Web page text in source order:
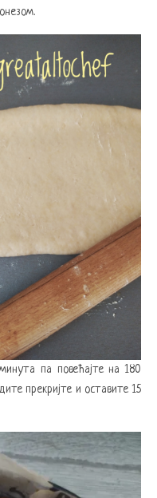
па повећајте на 180
прекријте и оставите 15